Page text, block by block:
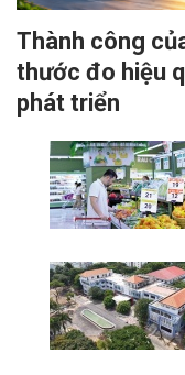
Thành công
thước đo hiệu
phát triển